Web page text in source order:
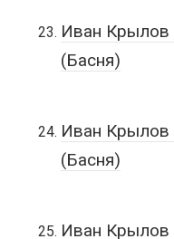
Иван Крылов
(Басня)
Иван Крылов
(Басня)
Иван Крылов